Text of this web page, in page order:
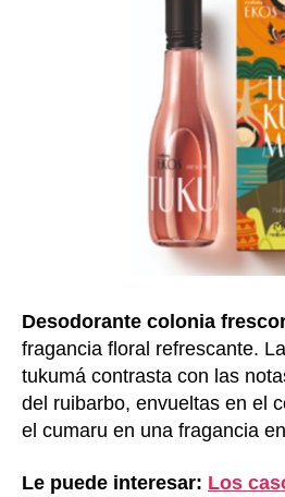
Desodorante colonia frescor
fragancia floral refrescante.
tukumá contrasta con las
del ruibarbo, envueltas en el
el cumaru en una fragancia
Le puede interesar: Los